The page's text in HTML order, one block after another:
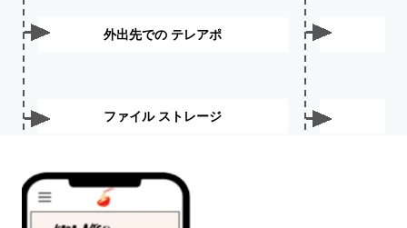
外出先での テレアポ
ファイル ストレージ